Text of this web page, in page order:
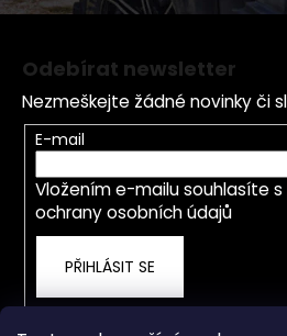
u
Odebírat newsletter
Nezmeškejte žádné novinky či
E-mail
Vložením e-mailu souhlasíte s
ochrany osobních údajů
PŘIHLÁSIT SE